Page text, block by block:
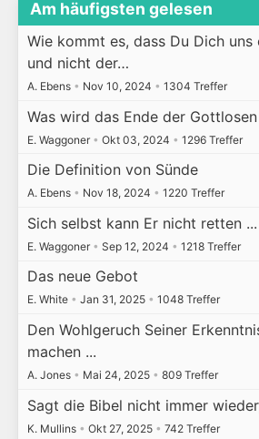
Am häufigsten gelesen
Wie kommt es, dass Du Dich
und nicht der…
A. Ebens • Nov 10, 2024 • 1304 Treffer
Was wird das Ende der Gottlosen
E. Waggoner • Okt 03, 2024 • 1296 Treffer
Die Definition von Sünde
A. Ebens • Nov 18, 2024 • 1220 Treffer
Sich selbst kann Er nicht retten ...
E. Waggoner • Sep 12, 2024 • 1218 Treffer
Das neue Gebot
E. White • Jan 31, 2025 • 1048 Treffer
Den Wohlgeruch Seiner
machen ...
A. Jones • Mai 24, 2025 • 809 Treffer
Sagt die Bibel nicht immer
K. Mullins • Okt 27, 2025 • 742 Treffer